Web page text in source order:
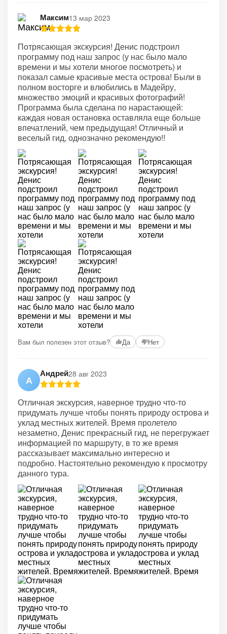
Максим13 мар 2023
Потрясающая экскурсия! Денис подстроил
программу под наш запрос (у нас было мало
времени и мы хотели многое посмотреть) и
показал самые красивые места острова! Были в
полном восторге и влюбились в Мадейру,
множество эмоций и красивых фотографий!
Программа была сделана по нарастающей:
каждая новая остановка оставляла еще больше
впечатлений, чем предыдущая! Отличный и
веселый гид, однозначно рекомендую!!
Вам был полезен этот отзыв? Да Нет
А
Андрей28 авг 2023
Отличная экскурсия, наверное трудно что-то
придумать лучше чтобы понять природу острова и
уклад местных жителей. Время пролетело
незаметно, Денис прекрасный гид, не перегружает
информацией по маршруту, в то же время
рассказывает максимально интересно и
подробно. Настоятельно рекомендую к просмотру
данного тура.